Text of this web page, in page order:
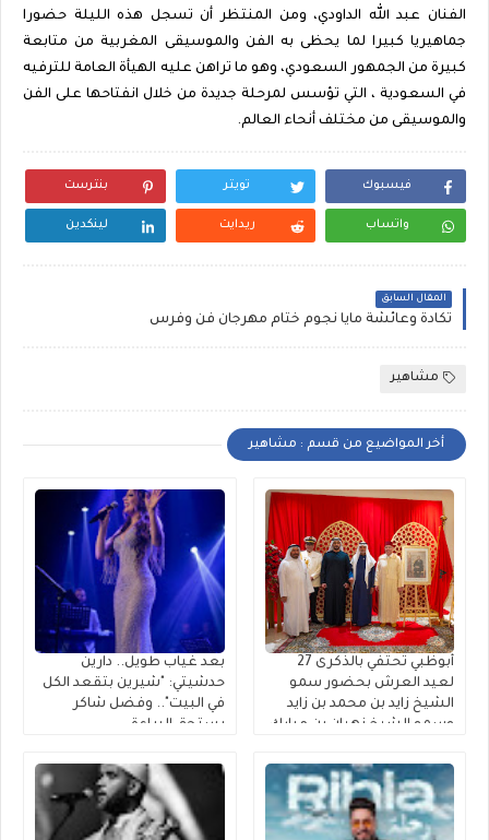
الفنان عبد الله الداودي، ومن المنتظر أن تسجل هذه الليلة حضورا
جماهيريا كبيرا لما يحظى به الفن والموسيقى المغربية من متابعة
كبيرة من الجمهور السعودي، وهو ما تراهن عليه الهيأة العامة للترفيه
في السعودية ، التي تؤسس لمرحلة جديدة من خلال انفتاحها على الفن
والموسيقى من مختلف أنحاء العالم.
فيسبوك تويتر بنترست
واتساب ريدايت لينكدين
المقال السابق
تكادة وعائشة مايا نجوم ختام مهرجان فن وفرس
مشاهير
أخر المواضيع من قسم : مشاهير
أبوظبي تحتفي بالذكرى 27
لعيد العرش بحضور سمو
الشيخ زايد بن محمد بن زايد
وسمو الشيخ نهيان بن مبارك
بعد غياب طويل.. دارين
حدشيتي: "شيرين بتقعد الكل
في البيت".. وفضل شاكر
يستحق البراءة